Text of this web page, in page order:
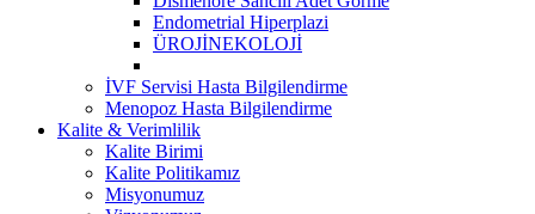
Endometrial Hiperplazi
ÜROJİNEKOLOJİ
İVF Servisi Hasta Bilgilendirme
Menopoz Hasta Bilgilendirme
Kalite & Verimlilik
Kalite Birimi
Kalite Politikamız
Misyonumuz